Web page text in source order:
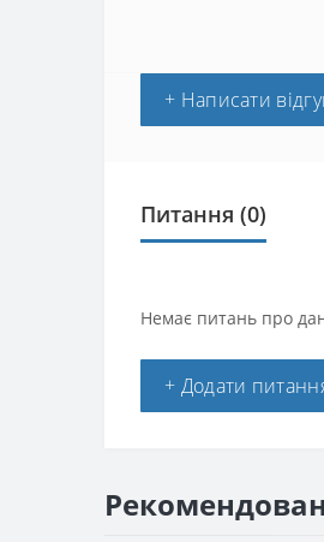
+ Написати
Питання (0)
Немає питань про
+ Додати